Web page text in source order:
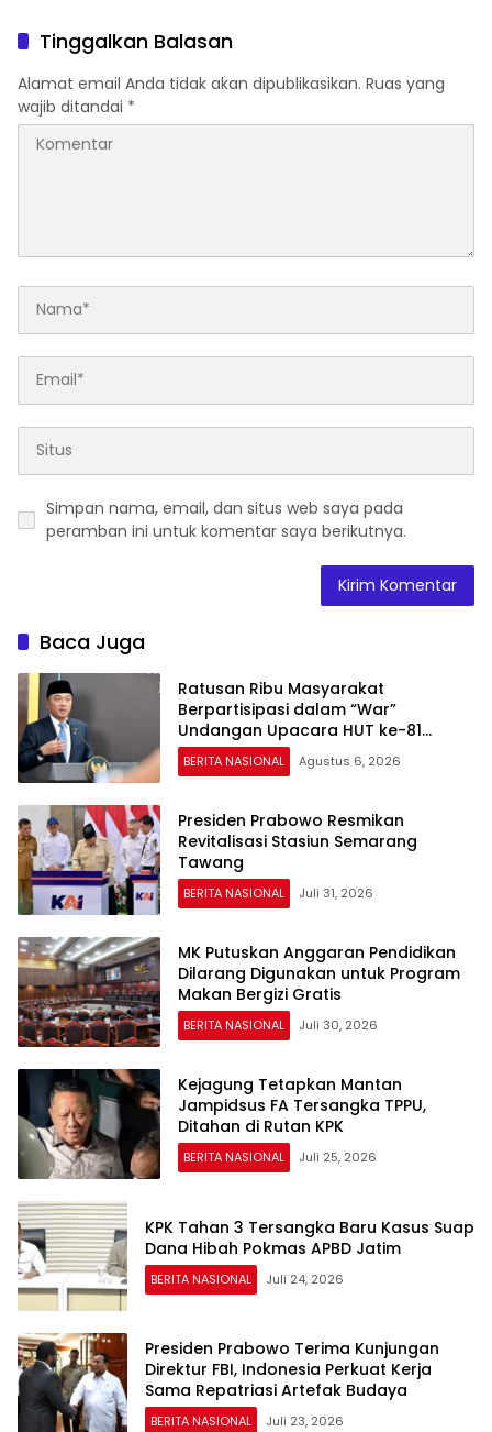
Tinggalkan Balasan
Alamat email Anda tidak akan dipublikasikan. Ruas yang
wajib ditandai *
Simpan nama, email, dan situs web saya pada
peramban ini untuk komentar saya berikutnya.
Baca Juga
Ratusan Ribu Masyarakat
Berpartisipasi dalam “War”
Undangan Upacara HUT ke-81
Kemerdekaan RI
BERITA NASIONAL Agustus 6, 2026
Presiden Prabowo Resmikan
Revitalisasi Stasiun Semarang
Tawang
BERITA NASIONAL Juli 31, 2026
MK Putuskan Anggaran Pendidikan
Dilarang Digunakan untuk Program
Makan Bergizi Gratis
BERITA NASIONAL Juli 30, 2026
Kejagung Tetapkan Mantan
Jampidsus FA Tersangka TPPU,
Ditahan di Rutan KPK
BERITA NASIONAL Juli 25, 2026
KPK Tahan 3 Tersangka Baru Kasus Suap
Dana Hibah Pokmas APBD Jatim
BERITA NASIONAL Juli 24, 2026
Presiden Prabowo Terima Kunjungan
Direktur FBI, Indonesia Perkuat Kerja
Sama Repatriasi Artefak Budaya
BERITA NASIONAL Juli 23, 2026